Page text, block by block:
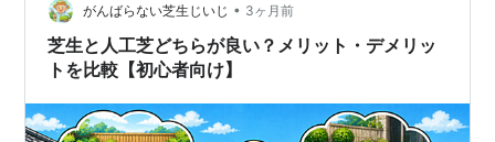
がんばらない芝生じいじ • 3ヶ月前
芝生と人工芝どちらが良い？メリット・デメリッ
トを比較【初心者向け】